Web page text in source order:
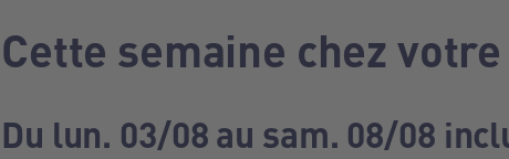
Cette semaine chez
Du lun. 03/08 au sam. 08/08